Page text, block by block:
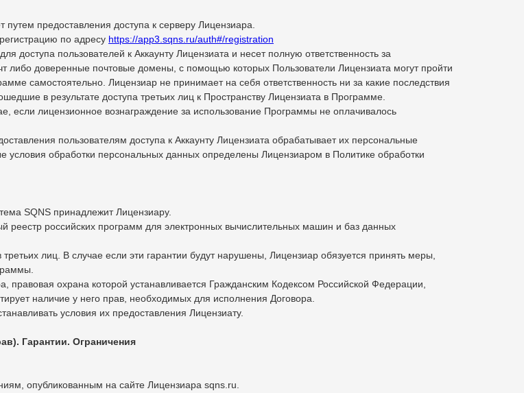
предоставления доступа к серверу Лицензиара.
по адресу https://app3.sqns.ru/auth#/registration
доступа пользователей к Аккаунту Лицензиата и несет полную ответственность за
либо доверенные почтовые домены, с помощью которых Пользователи Лицензиата могут пройти
самостоятельно. Лицензиар не принимает на себя ответственность ни за какие последствия
в результате доступа третьих лиц к Пространству Лицензиата в Программе.
если лицензионное вознаграждение за использование Программы не оплачивалось
пользователям доступа к Аккаунту Лицензиата обрабатывает их персональные
обработки персональных данных определены Лицензиаром в Политике обработки
SQNS принадлежит Лицензиару.
российских программ для электронных вычислительных машин и баз данных
лиц. В случае если эти гарантии будут нарушены, Лицензиар обязуется принять меры,
охрана которой устанавливается Гражданским Кодексом Российской Федерации,
наличие у него прав, необходимых для исполнения Договора.
условия их предоставления Лицензиату.
Гарантии. Ограничения
опубликованным на сайте Лицензиара sqns.ru.